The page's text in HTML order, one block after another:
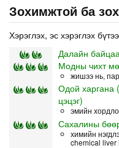
Зохимжтой ба
Хэрэглэх, эс хэрэглэх
Далайн байцаа
Модны чихт
жишээ нь,
Одой харгана
цэцэг)
эмийн
Сахалины
химийн
chemical liver